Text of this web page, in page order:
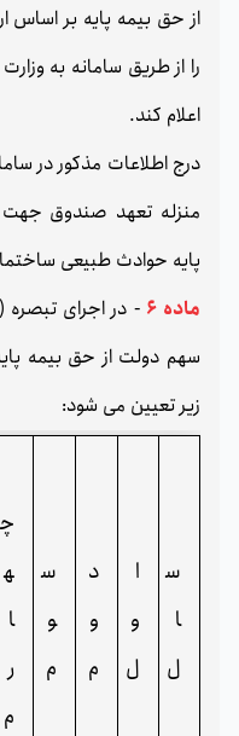
از حق بیمه پایه بر اساس
را از طریق سامانه به
اعلام کند.
درج اطلاعات مذکور در
منزله تعهد صندوق
پایه حوادث طبیعی
ماده 6
سهم دولت از حق بیمه
زیر تعیین می شود:
س
ا
ل
ا
و
ل
د
و
م
س
و
م
چ
ه
ا
ر
م